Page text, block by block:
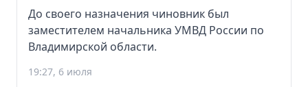
До своего назначения чиновник был
заместителем начальника УМВД России по
Владимирской области.
19:27, 6 июля